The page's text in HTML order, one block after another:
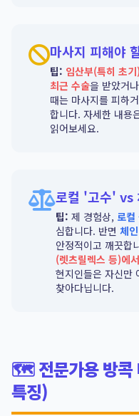
마사지 피해야
팁: 임산부(특히 초
최근 수술을 받았거
때는 마사지를 피하
합니다. 자세한 내용
읽어보세요.
로컬 '고수' vs
팁: 제 경험상, 로컬
심합니다. 반면 체
안정적이고 깨끗합
(렛츠릴렉스 등)에
현지인들은 자신만
찾아다닙니다.
🗺️ 전문가용 방콕
특징)